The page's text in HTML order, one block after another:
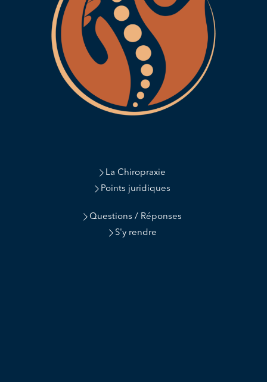
La Chiropraxie
Points juridiques
Questions / Réponses
S'y rendre